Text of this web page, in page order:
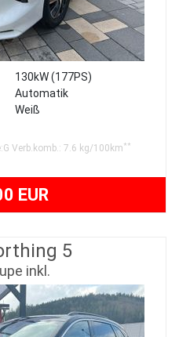
130kW (177PS)
Automatik
Weiß
Verb.komb.: 7.6 kg/100km **
EUR
5
inkl.